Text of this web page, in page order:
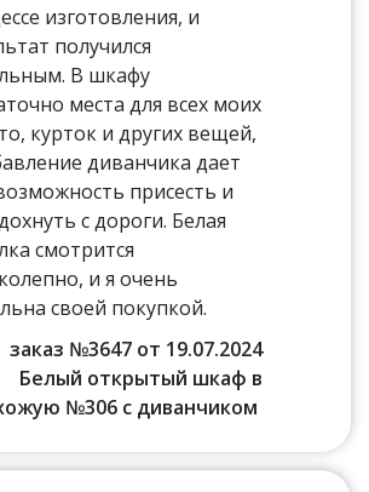
изготовления, и
получился
В шкафу
места для всех моих
курток и других вещей,
диванчика дает
присесть и
с дороги. Белая
смотрится
и я очень
своей покупкой.
заказ №3647 от 19.07.2024
Белый открытый шкаф в
№306 с диванчиком